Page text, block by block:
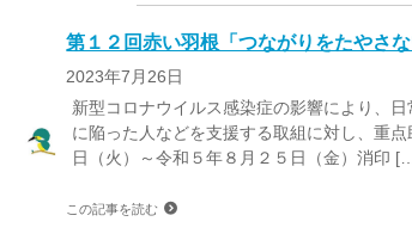
第１２回赤い羽根「つながりをたやさ
2023年7月26日
新型コロナウイルス感染症の影響により、
に陥った人などを支援する取組に対し、重
日（火）～令和５年８月２５日（金）消印
この記事を読む